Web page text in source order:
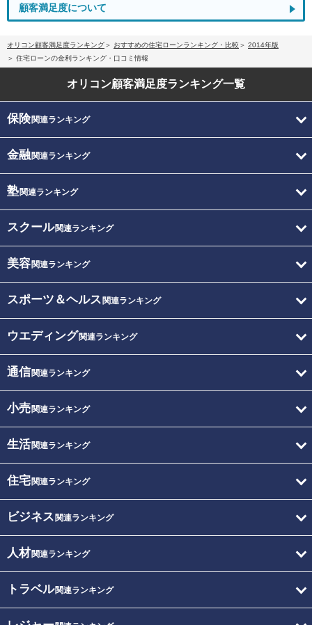
顧客満足度について
オリコン顧客満足度ランキング おすすめの住宅ローンランキング・比較
2014年版
住宅ローンの金利ランキング・口コミ情報
オリコン顧客満足度ランキング一覧
保険関連ランキング
金融関連ランキング
塾関連ランキング
スクール関連ランキング
美容関連ランキング
スポーツ＆ヘルス 関連ランキング
ウエディング関連ランキング
通信関連ランキング
小売関連ランキング
生活関連ランキング
住宅関連ランキング
ビジネス 関連ランキング
人材関連ランキング
トラベル関連ランキング